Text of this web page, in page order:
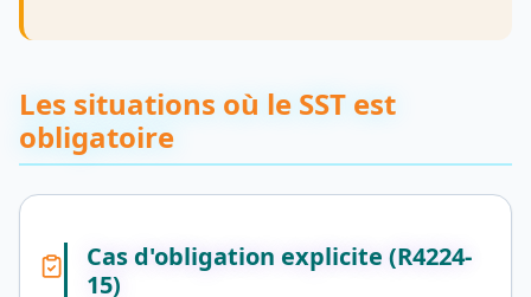
Les situations où le SST est
obligatoire
Cas d'obligation explicite (R4224-
15)